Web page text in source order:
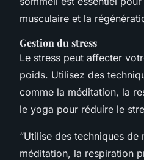
musculaire et la
Gestion du stress
Le stress peut affecter
poids. Utilisez des
comme la méditation, la
le yoga pour réduire le
“Utilise des techniques de
méditation, la respiration